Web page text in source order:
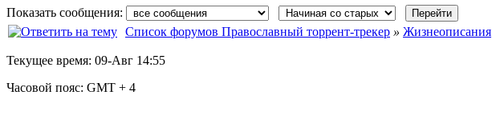
Показать сообщения:
Список форумов Православный торрент-трекер » Жизнеописания
Текущее время: 09-Авг 14:55
Часовой пояс: GMT + 4